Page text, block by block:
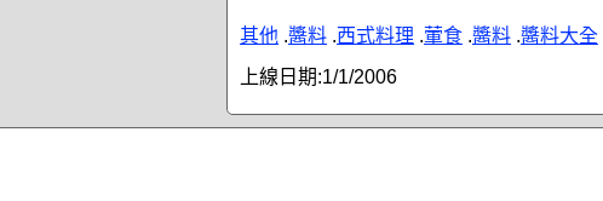
其他 .醬料 .西式料理 .葷食 .醬料 .醬料大全
上線日期:1/1/2006